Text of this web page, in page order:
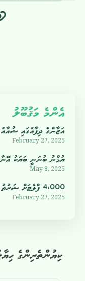
ކިޔުންތެރިންގެ
އެންމެ މަޤުބޫލު
އަޒާންގެ ދިފާއުގައި
February 27, 2025
ޔުމްނު ބުނަނީ ބަޔަކު އޭނާ
May 8, 2025
4،000 ފްލެޓަށް ޝަރުތު ހަމަވާ ލިސްޓް ނެރެފި
February 27, 2025